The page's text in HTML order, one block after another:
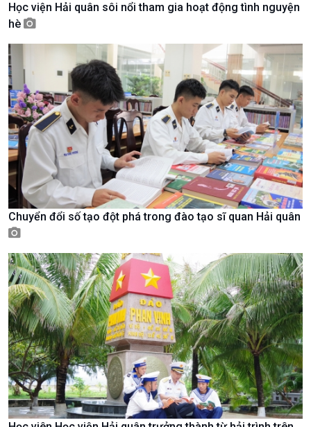
Chính trị
Tin Chính trị
Chính phủ với người dân
Quốc hội với cử tri
Xây dựng đảng
Đảng trong cuộc sống
Nhận diện sự thật
Pháp luật và đời sống
Tin thế giới
Vấn đề quốc tế
Hồ sơ sự kiện quốc tế
Thế giới & Việt Nam
Biên cương - Một dải vững
bền
Học viện Hải quân sôi nổi tham gia hoạt động tình nguyện
hè
Chuyển đổi số tạo đột phá trong đào tạo sĩ quan Hải quân